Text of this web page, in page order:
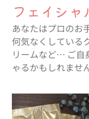
フェイシ
あなたはプロのお
何気なくしている
リームなど… ご自
ゃるかもしれま